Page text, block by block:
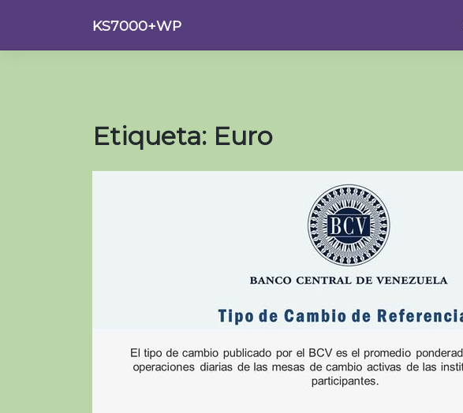
contenido
KS7000+WP
Etiqueta: Euro